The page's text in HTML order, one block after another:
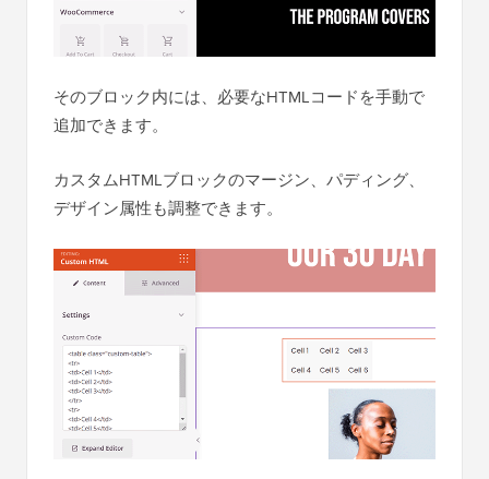
そのブロック内には、必要なHTMLコードを手動で
追加できます。
カスタムHTMLブロックのマージン、パディング、
デザイン属性も調整できます。